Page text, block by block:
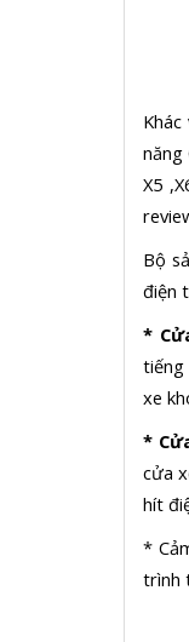
năng
X5
Bộ
điện
*
tiếng
xe
*
cửa
hít
*
trình